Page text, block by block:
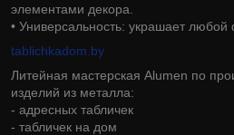
элементами декора.
• Универсальность: украшает любой
tablichkadom.by
Литейная мастерская Alumen по
изделий из металла:
- адресных табличек
- табличек на дом